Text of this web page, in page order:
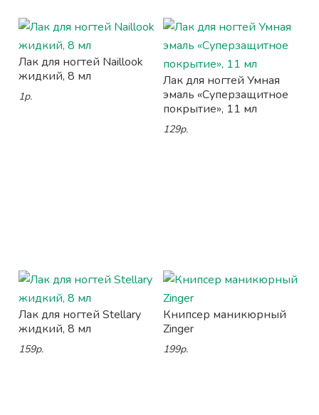
Лак для ногтей Naillook
жидкий, 8 мл
1р.
Лак для ногтей Умная
эмаль «Суперзащитное
покрытие», 11 мл
129р.
Лак для ногтей Stellary
жидкий, 8 мл
159р.
Книпсер маникюрный
Zinger
199р.